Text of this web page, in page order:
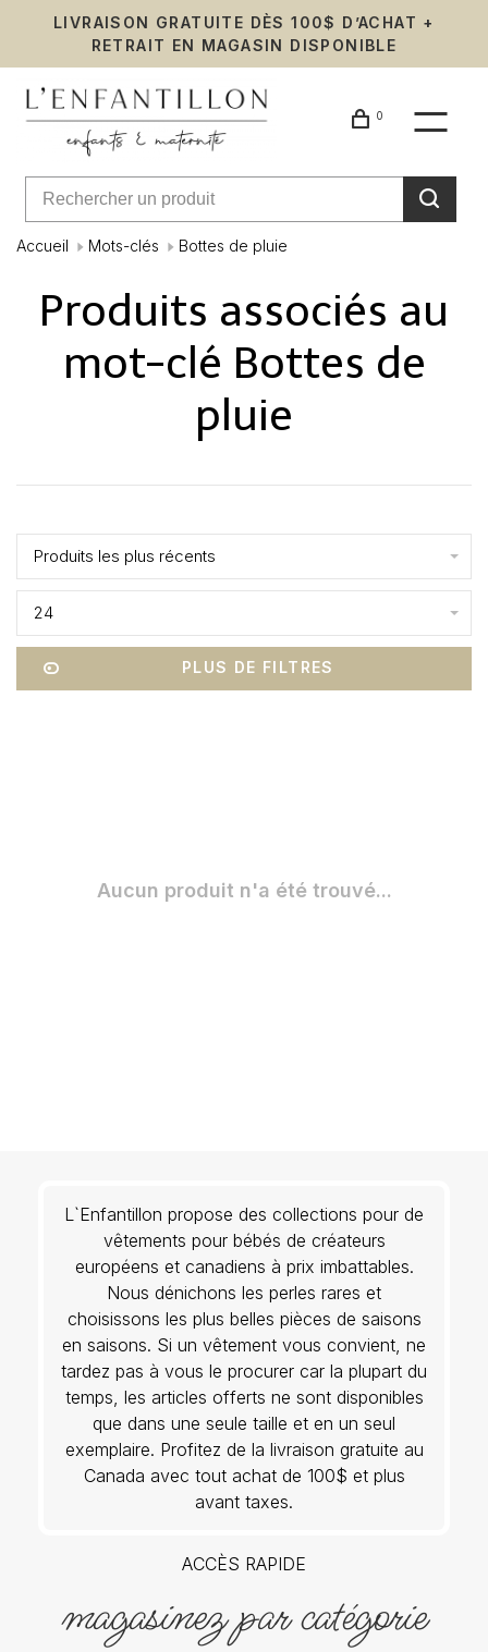
LIVRAISON GRATUITE DÈS 100$ D’ACHAT +
RETRAIT EN MAGASIN DISPONIBLE
0
Accueil Mots-clés Bottes de pluie
Produits associés au
mot-clé Bottes de
pluie
Produits les plus récents
24
PLUS DE FILTRES
Aucun produit n'a été trouvé...
L`Enfantillon propose des collections pour de
vêtements pour bébés de créateurs
européens et canadiens à prix imbattables.
Nous dénichons les perles rares et
choisissons les plus belles pièces de saisons
en saisons. Si un vêtement vous convient, ne
tardez pas à vous le procurer car la plupart du
temps, les articles offerts ne sont disponibles
que dans une seule taille et en un seul
exemplaire. Profitez de la livraison gratuite au
Canada avec tout achat de 100$ et plus
avant taxes.
ACCÈS RAPIDE
magasinez par catégorie